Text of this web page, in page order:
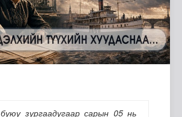
зургаадугаар сарын 05 нь